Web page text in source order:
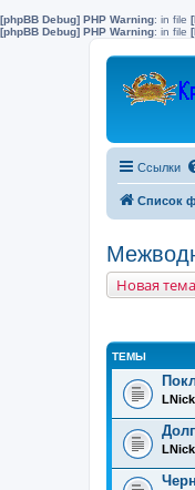
[phpBB Debug] PHP Warning: in file
[phpBB Debug] PHP Warning: in file
Ссылки
Список
Новая тема
ТЕМЫ
LNick
LNick